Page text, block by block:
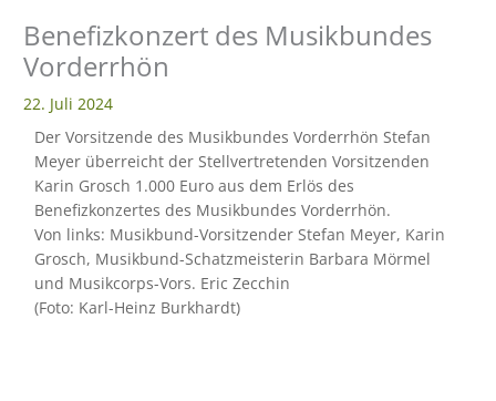
Benefizkonzert des Musikbundes
Vorderrhön
22. Juli 2024
Der Vorsitzende des Musikbundes Vorderrhön Stefan
Meyer überreicht der Stellvertretenden Vorsitzenden
Karin Grosch 1.000 Euro aus dem Erlös des
Benefizkonzertes des Musikbundes Vorderrhön.
Von links: Musikbund-Vorsitzender Stefan Meyer, Karin
Grosch, Musikbund-Schatzmeisterin Barbara Mörmel
und Musikcorps-Vors. Eric Zecchin
(Foto: Karl-Heinz Burkhardt)